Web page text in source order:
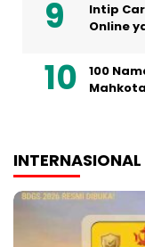
Intip
Online
100
INTERNASIONAL